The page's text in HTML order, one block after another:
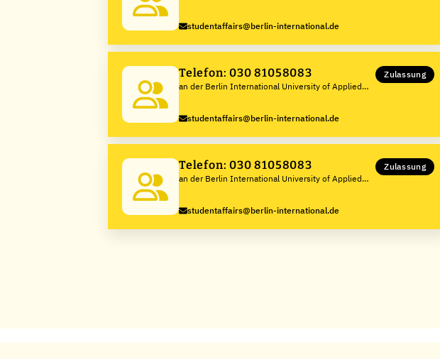
studentaffairs@berlin-international.de
Telefon: 030 81058083
an der Berlin International University of Applied
Zulassung
studentaffairs@berlin-international.de
Telefon: 030 81058083
an der Berlin International University of Applied
Zulassung
studentaffairs@berlin-international.de